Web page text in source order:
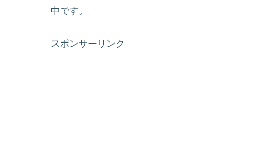
中です。
スポンサーリンク